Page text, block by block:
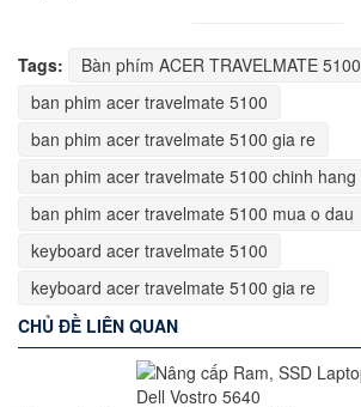
Tags:
Bàn phím ACER TRAVELMATE 5100
ban phim acer travelmate 5100
ban phim acer travelmate 5100 gia re
ban phim acer travelmate 5100 chinh hang
ban phim acer travelmate 5100 mua o dau
keyboard acer travelmate 5100
keyboard acer travelmate 5100 gia re
CHỦ ĐỀ LIÊN QUAN